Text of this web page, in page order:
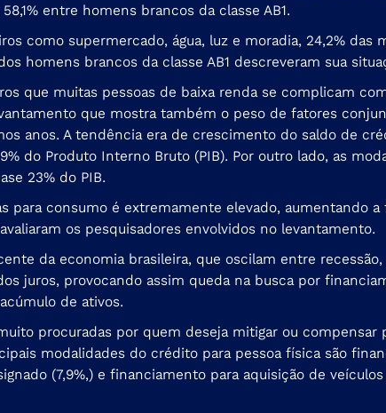
entre homens brancos da classe AB1.
como supermercado, água, luz e moradia, 24,2% das
homens brancos da classe AB1 descreveram sua
que muitas pessoas de baixa renda se complicam
que mostra também o peso de fatores
anos. A tendência era de crescimento do saldo de
do Produto Interno Bruto (PIB). Por outro lado, as
23% do PIB.
consumo é extremamente elevado, aumentando
os pesquisadores envolvidos no levantamento.
da economia brasileira, que oscilam entre recessão,
juros, provocando assim queda na busca por
de ativos.
procuradas por quem deseja mitigar ou compensar
modalidades do crédito para pessoa física são
(7,9%,) e financiamento para aquisição de veículos